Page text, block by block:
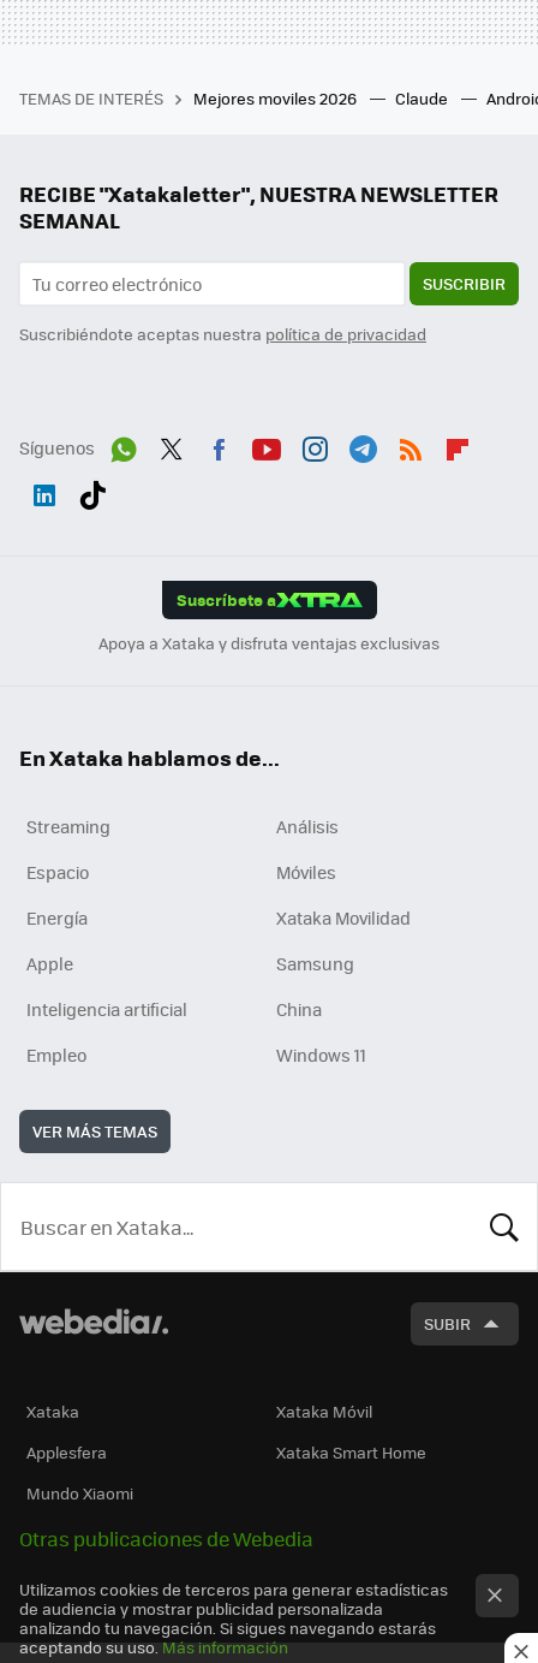
TEMAS DE INTERÉS Mejores moviles 2026 Claude
RECIBE "Xatakaletter", NUESTRA NEWSLETTER
SEMANAL
SUSCRIBIR
Suscribiéndote aceptas nuestra política de privacidad
Síguenos
Suscríbete a
Apoya a Xataka y disfruta ventajas exclusivas
En Xataka hablamos de...
Streaming
Análisis
Espacio
Móviles
Energía
Xataka Movilidad
Apple
Samsung
Inteligencia artificial
China
Empleo
Windows 11
VER MÁS TEMAS
SUBIR
Xataka
Xataka Móvil
Applesfera
Xataka Smart Home
Mundo Xiaomi
Otras publicaciones de Webedia
Utilizamos cookies de terceros para generar estadísticas
de audiencia y mostrar publicidad personalizada
analizando tu navegación. Si sigues navegando estarás
aceptando su uso. Más información